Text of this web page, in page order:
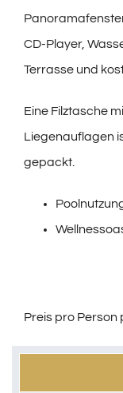
CD-Player,
Terrasse und
Eine Filztasche
Liegenauflagen
gepackt.
Preis pro Person